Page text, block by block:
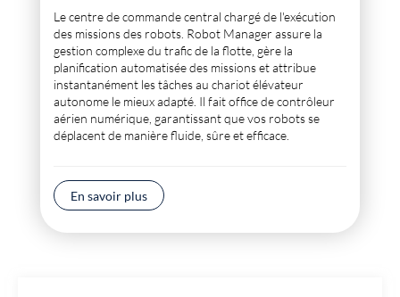
Le centre de commande central chargé de l'exécution
des missions des robots. Robot Manager assure la
gestion complexe du trafic de la flotte, gère la
planification automatisée des missions et attribue
instantanément les tâches au chariot élévateur
autonome le mieux adapté. Il fait office de contrôleur
aérien numérique, garantissant que vos robots se
déplacent de manière fluide, sûre et efficace.
En savoir plus